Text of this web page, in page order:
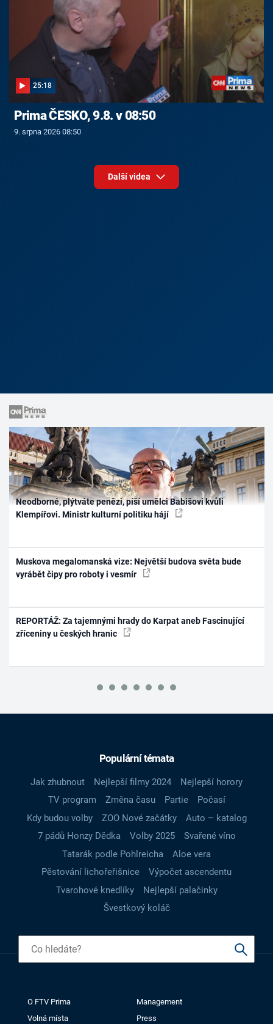
25:18
Prima ČESKO, 9.8. v 08:50
9. srpna 2026 08:50
Další videa
Neodborné, plýtváte penězi, píší umělci Babišovi kvůli
Klempířovi. Ministr kulturní politiku hájí
Muskova megalomanská vize: Největší budova světa bude
vyrábět čipy pro roboty i vesmír
REPORTÁŽ: Za tajemnými hrady do Karpat aneb Fascinující
zříceniny u českých hranic
Populární témata
Jak zhubnout Nejlepší filmy 2024
Nejlepší horory
TV program
Změna času Partie
Počasí
Kdy budou volby
ZOO Nové začátky
Auto – katalog
7 pádů Honzy Dědka
Volby 2025
Svařené víno
Tatarák podle Pohlreicha
Aloe vera
Pěstování lichořeřišnice
Výpočet ascendentu
Tvarohové knedlíky
Nejlepší palačinky
Švestkový koláč
O FTV Prima
Management
Volná místa
Press